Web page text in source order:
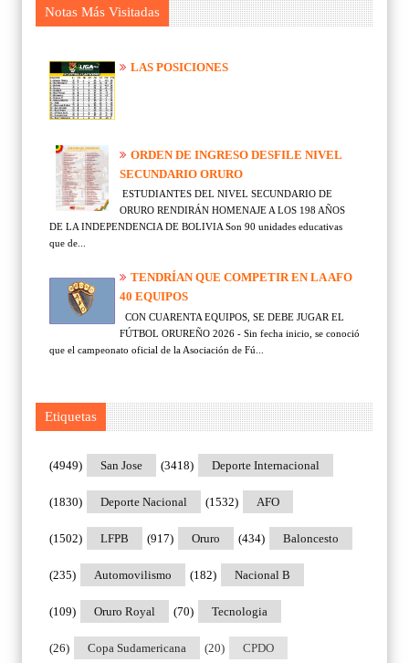
Notas Más Visitadas
LAS POSICIONES
ORDEN DE INGRESO DESFILE NIVEL
SECUNDARIO ORURO
ESTUDIANTES DEL NIVEL SECUNDARIO DE
ORURO RENDIRÁN HOMENAJE A LOS 198 AÑOS
DE LA INDEPENDENCIA DE BOLIVIA Son 90 unidades educativas
que de...
TENDRÍAN QUE COMPETIR EN LA AFO
40 EQUIPOS
CON CUARENTA EQUIPOS, SE DEBE JUGAR EL
FÚTBOL ORUREÑO 2026 - Sin fecha inicio, se conoció
que el campeonato oficial de la Asociación de Fú...
Etiquetas
San Jose
(4949) Deporte Internacional
(3418)
Deporte Nacional
(1830) AFO
(1532)
LFPB
(1502) Oruro
(917) Baloncesto
(434)
Automovilismo
(235) Nacional B
(182)
Oruro Royal
(109) Tecnologia
(70)
Copa Sudamericana
(26) CPDO
(20)